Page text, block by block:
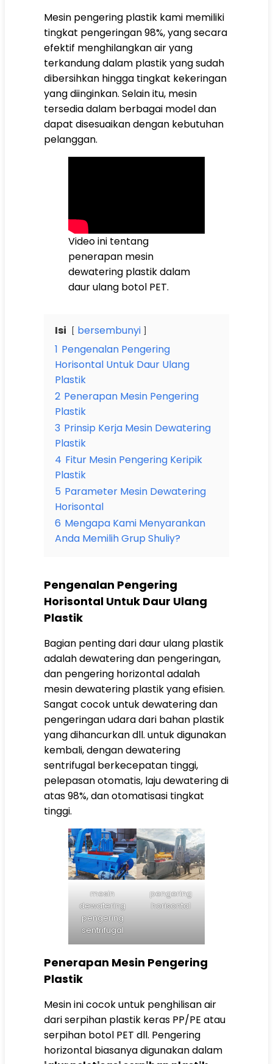
Mesin pengering plastik kami memiliki
tingkat pengeringan 98%, yang secara
efektif menghilangkan air yang
terkandung dalam plastik yang sudah
dibersihkan hingga tingkat kekeringan
yang diinginkan. Selain itu, mesin
tersedia dalam berbagai model dan
dapat disesuaikan dengan kebutuhan
pelanggan.
Video ini tentang
penerapan mesin
dewatering plastik dalam
daur ulang botol PET.
Isi
bersembunyi
1 Pengenalan Pengering
Horisontal Untuk Daur Ulang
Plastik
2 Penerapan Mesin Pengering
Plastik
3 Prinsip Kerja Mesin Dewatering
Plastik
4 Fitur Mesin Pengering Keripik
Plastik
5 Parameter Mesin Dewatering
Horisontal
6 Mengapa Kami Menyarankan
Anda Memilih Grup Shuliy?
Pengenalan Pengering
Horisontal Untuk Daur Ulang
Plastik
Bagian penting dari daur ulang plastik
adalah dewatering dan pengeringan,
dan pengering horizontal adalah
mesin dewatering plastik yang efisien.
Sangat cocok untuk dewatering dan
pengeringan udara dari bahan plastik
yang dihancurkan dll. untuk digunakan
kembali, dengan dewatering
sentrifugal berkecepatan tinggi,
pelepasan otomatis, laju dewatering di
atas 98%, dan otomatisasi tingkat
tinggi.
mesin
dewatering
pengering
sentrifugal
pengering
horisontal
Penerapan Mesin Pengering
Plastik
Mesin ini cocok untuk penghilisan air
dari serpihan plastik keras PP/PE atau
serpihan botol PET dll. Pengering
horizontal biasanya digunakan dalam